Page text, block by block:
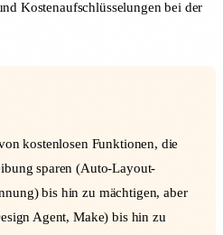
Kostenaufschlüsselungen bei der
kostenlosen Funktionen, die
sparen (Auto-Layout-
bis hin zu mächtigen, aber
Agent, Make) bis hin zu